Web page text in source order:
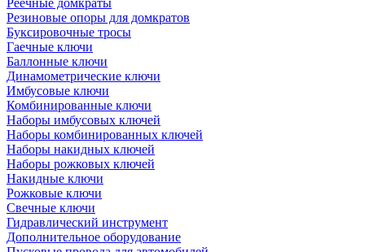
Реечные домкраты
Резиновые опоры для домкратов
Буксировочные тросы
Гаечные ключи
Баллонные ключи
Динамометрические ключи
Имбусовые ключи
Комбинированные ключи
Наборы имбусовых ключей
Наборы комбинированных ключей
Наборы накидных ключей
Наборы рожковых ключей
Накидные ключи
Рожковые ключи
Свечные ключи
Гидравлический инструмент
Дополнительное оборудование